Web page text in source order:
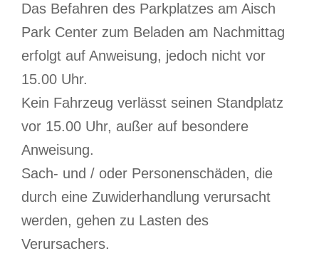
Das Befahren des Parkplatzes am Aisch
Park Center zum Beladen am Nachmittag
erfolgt auf Anweisung, jedoch nicht vor
15.00 Uhr.
Kein Fahrzeug verlässt seinen Standplatz
vor 15.00 Uhr, außer auf besondere
Anweisung.
Sach- und / oder Personenschäden, die
durch eine Zuwiderhandlung verursacht
werden, gehen zu Lasten des
Verursachers.